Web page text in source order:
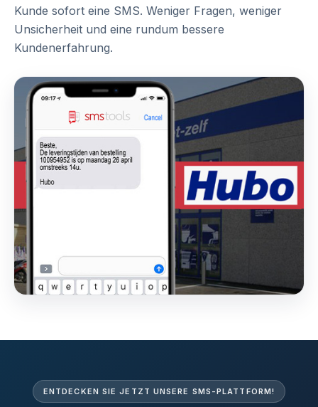
Kunde sofort eine SMS. Weniger Fragen, weniger
Unsicherheit und eine rundum bessere
Kundenerfahrung.
ENTDECKEN SIE JETZT UNSERE SMS-PLATTFORM!